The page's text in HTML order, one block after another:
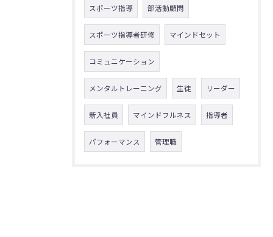
スポーツ指導 部活動顧問
スポーツ指導者研修 マインドセット
コミュニケーション
メンタルトレーニング 生徒 リーダー
新入社員 マインドフルネス 指導者
パフォーマンス 管理職